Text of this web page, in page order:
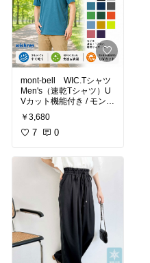
mont-bell WIC.Tシャツ
Men's（速乾Tシャツ）U
Vカット機能付き / モンベ
な着心地 / ウイックロン
素材でサラッと爽快 / 14
￥3,680
7 0